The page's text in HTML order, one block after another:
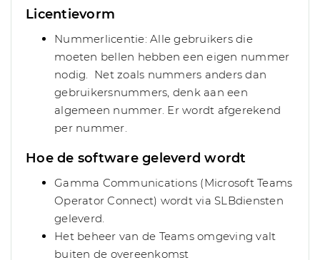
Licentievorm
Nummerlicentie: Alle gebruikers die
moeten bellen hebben een eigen nummer
nodig. Net zoals nummers anders dan
gebruikersnummers, denk aan een
algemeen nummer. Er wordt afgerekend
per nummer.
Hoe de software geleverd wordt
Gamma Communications (Microsoft Teams
Operator Connect) wordt via SLBdiensten
geleverd.
Het beheer van de Teams omgeving valt
buiten de overeenkomst